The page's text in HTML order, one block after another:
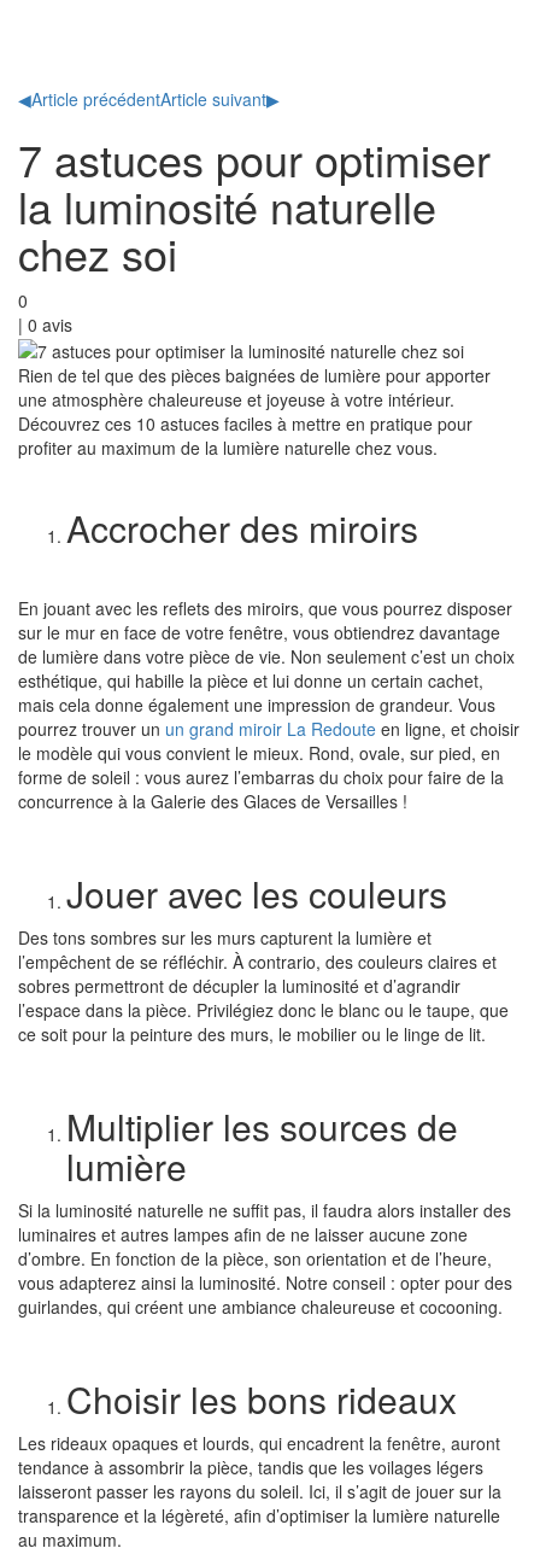
◀Article précédentArticle suivant▶
7 astuces pour optimiser
la luminosité naturelle
chez soi
0
| 0 avis
Rien de tel que des pièces baignées de lumière pour apporter
une atmosphère chaleureuse et joyeuse à votre intérieur.
Découvrez ces 10 astuces faciles à mettre en pratique pour
profiter au maximum de la lumière naturelle chez vous.
Accrocher des miroirs
En jouant avec les reflets des miroirs, que vous pourrez disposer
sur le mur en face de votre fenêtre, vous obtiendrez davantage
de lumière dans votre pièce de vie. Non seulement c’est un choix
esthétique, qui habille la pièce et lui donne un certain cachet,
mais cela donne également une impression de grandeur. Vous
pourrez trouver un un grand miroir La Redoute en ligne, et choisir
le modèle qui vous convient le mieux. Rond, ovale, sur pied, en
forme de soleil : vous aurez l’embarras du choix pour faire de la
concurrence à la Galerie des Glaces de Versailles !
Jouer avec les couleurs
Des tons sombres sur les murs capturent la lumière et
l’empêchent de se réfléchir. À contrario, des couleurs claires et
sobres permettront de décupler la luminosité et d’agrandir
l’espace dans la pièce. Privilégiez donc le blanc ou le taupe, que
ce soit pour la peinture des murs, le mobilier ou le linge de lit.
Multiplier les sources de
lumière
Si la luminosité naturelle ne suffit pas, il faudra alors installer des
luminaires et autres lampes afin de ne laisser aucune zone
d’ombre. En fonction de la pièce, son orientation et de l’heure,
vous adapterez ainsi la luminosité. Notre conseil : opter pour des
guirlandes, qui créent une ambiance chaleureuse et cocooning.
Choisir les bons rideaux
Les rideaux opaques et lourds, qui encadrent la fenêtre, auront
tendance à assombrir la pièce, tandis que les voilages légers
laisseront passer les rayons du soleil. Ici, il s’agit de jouer sur la
transparence et la légèreté, afin d’optimiser la lumière naturelle
au maximum.